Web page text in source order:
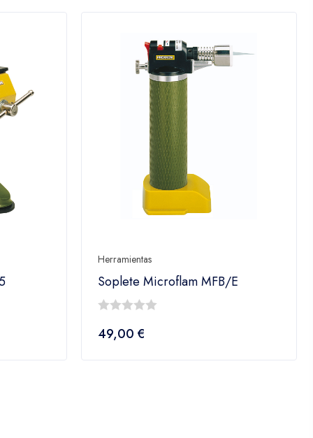
Herramientas
Soplete Microflam MFB/E
fuera
49,00 €